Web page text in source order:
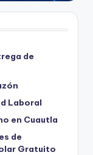
de
Laboral
en Cuautla
de
Gratuito